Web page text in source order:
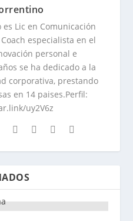
Lic en Comunicación
especialista en el
personal e
se ha dedicado a la
corporativa, prestando
en 14 paises.Perfil:
uy2V6z